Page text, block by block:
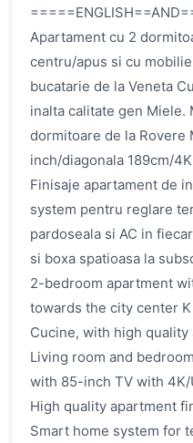
Apartament cu 2
centru/apus si cu
bucatarie de la Veneta
inalta calitate gen
dormitoare de la Rovere
inch/diagonala 189cm/4K
Finisaje apartament de
system pentru reglare
pardoseala si AC in
si boxa spatioasa la
2-bedroom apartment
towards the city center
Cucine, with high
Living room and
with 85-inch TV with 4K/
High quality apartment
Smart home system for